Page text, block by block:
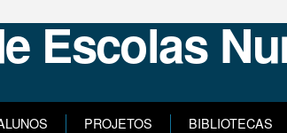
PROJETOS BIBLIOTECAS